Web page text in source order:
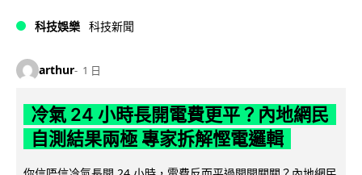
科技娛樂 科技新聞
arthur 1 日
冷氣 24 小時長開電費更平？內地網民
自測結果兩極 專家拆解慳電邏輯